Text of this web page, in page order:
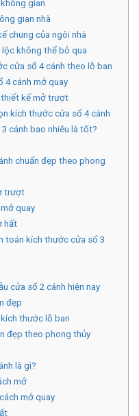
gian
gian nhà
chung của ngôi nhà
không thể bỏ qua
cửa sổ 4 cánh theo lỗ ban
4 cánh mở quay
kế mở trượt
kích thước cửa sổ 4 cánh
cánh bao nhiêu là tốt?
chuẩn đẹp theo phong
trượt
quay
hất
toán kích thước cửa sổ 3
cửa sổ 2 cánh hiện nay
đẹp
thước lỗ ban
đẹp theo phong thủy
là gì?
mở
mở quay